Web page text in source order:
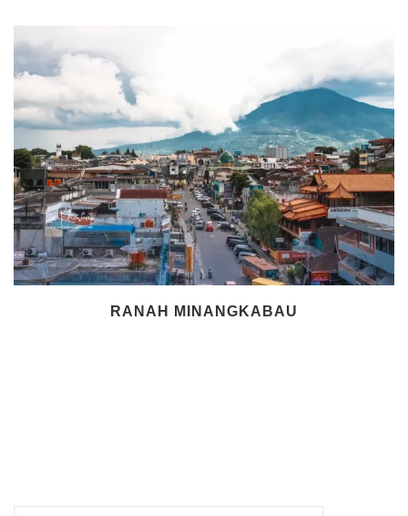
RANAH MINANGKABAU